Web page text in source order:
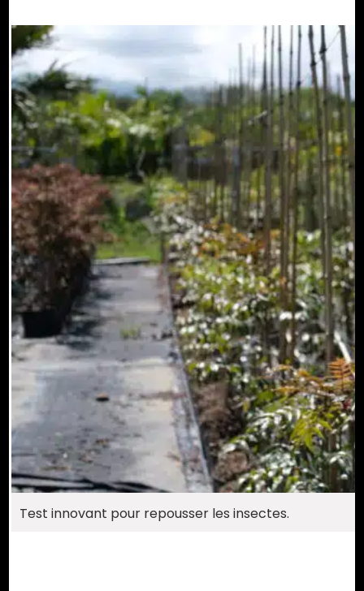
Test innovant pour repousser les insectes.